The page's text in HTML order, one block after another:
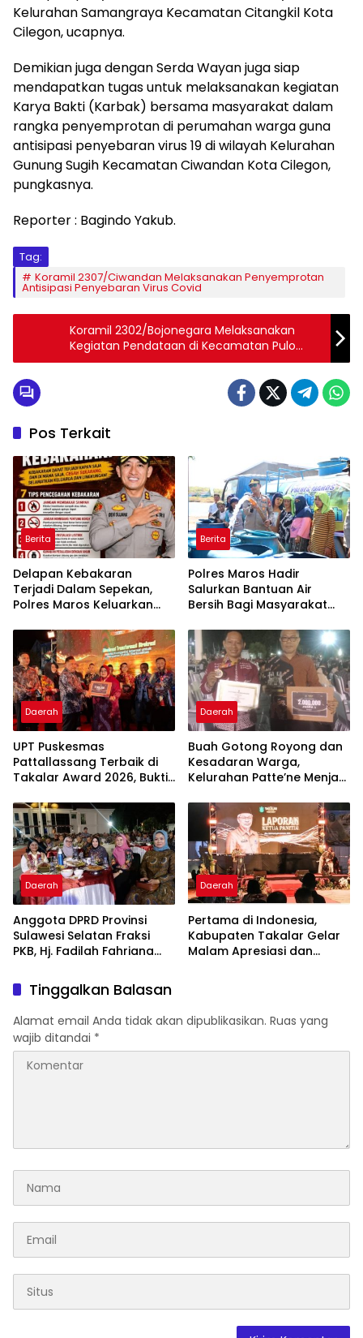
Kelurahan Samangraya Kecamatan Citangkil Kota
Cilegon, ucapnya.
Demikian juga dengan Serda Wayan juga siap
mendapatkan tugas untuk melaksanakan kegiatan
Karya Bakti (Karbak) bersama masyarakat dalam
rangka penyemprotan di perumahan warga guna
antisipasi penyebaran virus 19 di wilayah Kelurahan
Gunung Sugih Kecamatan Ciwandan Kota Cilegon,
pungkasnya.
Reporter : Bagindo Yakub.
Tag:
Koramil 2307/Ciwandan Melaksanakan Penyemprotan
Antisipasi Penyebaran Virus Covid
Koramil 2302/Bojonegara Melaksanakan
Kegiatan Pendataan di Kecamatan Pulo
Ampel
Pos Terkait
Berita
Delapan Kebakaran
Terjadi Dalam Sepekan,
Polres Maros Keluarkan
Masyarakat
Berita
Polres Maros Hadir
Salurkan Bantuan Air
Bersih Bagi Masyarakat
Di Maros
Daerah
UPT Puskesmas
Pattallassang Terbaik di
Takalar Award 2026, Bukti
Pelayanan Kesehatan
Berkualitas
Daerah
Buah Gotong Royong dan
Kesadaran Warga,
Kelurahan Patte’ne Menjadi
2026
Daerah
Anggota DPRD Provinsi
Sulawesi Selatan Fraksi
PKB, Hj. Fadilah Fahriana
Takalar Menyalakan
Lentera Pengabdian
Melalui Malam Apresiasi
dan Inovasi Award 2026
Daerah
Pertama di Indonesia,
Kabupaten Takalar Gelar
Malam Apresiasi dan
Berprestasi
Tinggalkan Balasan
Alamat email Anda tidak akan dipublikasikan. Ruas yang
wajib ditandai *